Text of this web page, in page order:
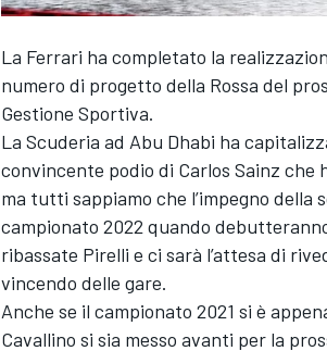
MONOPOSTO
La Ferrari ha completato la
numero di progetto della Rossa del
Gestione Sportiva.
La Scuderia ad Abu Dhabi ha
convincente podio di Carlos Sainz che
ma tutti sappiamo che l’impegno
campionato 2022 quando
ribassate Pirelli e ci sarà l’attesa di
vincendo delle gare.
Anche se il campionato 2021 si è
Cavallino si sia messo avanti per la